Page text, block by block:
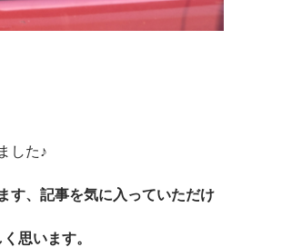
した♪
す、記事を気に入っていただけ
思います。